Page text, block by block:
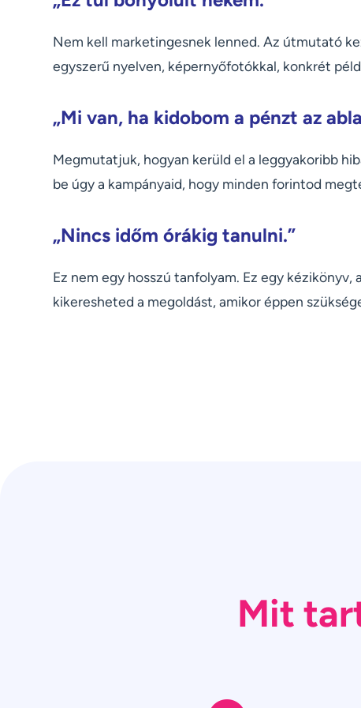
Nem kell marketingesnek lenned. Az útmutató
egyszerű nyelven, képernyőfotókkal, konkrét
„Mi van, ha kidobom a pénzt az
Megmutatjuk, hogyan kerüld el a leggyakoribb
be úgy a kampányaid, hogy minden forintod
„Nincs időm órákig tanulni.”
Ez nem egy hosszú tanfolyam. Ez egy kézikönyv,
kikeresheted a megoldást, amikor éppen
Mit